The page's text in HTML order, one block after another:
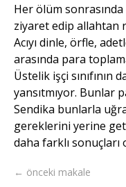
Her ölüm
ziyaret edip allahtan
Acıyı dinle, örfle,
arasında para
Üstelik işçi sınıfının
yansıtmıyor. Bunlar
Sendika bunlarla
gereklerini yerine
daha farklı sonuçları
← önceki makale